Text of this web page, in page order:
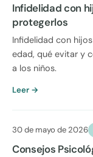
Infidelidad con
protegerlos
Infidelidad con
edad, qué evitar y
a los niños.
Leer →
30 de mayo de 2026
Consejos